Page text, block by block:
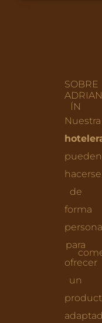
SOBRE
ÍN
Nuestra
pueden
hacerse
de
forma
para
ofrecer
un